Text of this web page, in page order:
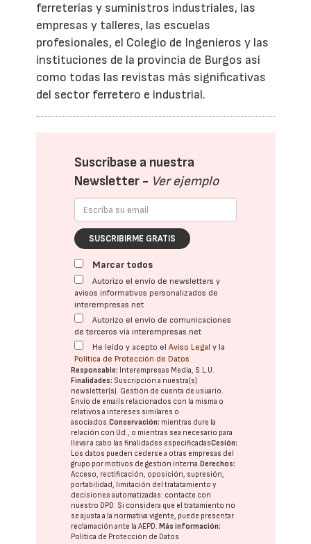
ferreterías y suministros industriales, las
empresas y talleres, las escuelas
profesionales, el Colegio de Ingenieros y las
instituciones de la provincia de Burgos así
como todas las revistas más significativas
del sector ferretero e industrial.
Suscríbase a nuestra
Newsletter - Ver ejemplo
SUSCRIBIRME GRATIS
Marcar todos
Autorizo el envío de newsletters y
avisos informativos personalizados de
interempresas.net
Autorizo el envío de comunicaciones
de terceros vía interempresas.net
He leído y acepto elAviso Legal y la
Política de Protección de Datos
Responsable: Interempresas Media, S.L.U.
Finalidades: Suscripción a nuestra(s)
newsletter(s). Gestión de cuenta de usuario.
Envío de emails relacionados con la misma o
relativos a intereses similares o
asociados.Conservación: mientras dure la
relación con Ud., o mientras sea necesario para
llevar a cabo las finalidades especificadasCesión:
Los datos pueden cederse a otras empresas del
grupo por motivos de gestión interna. Derechos:
Acceso, rectificación, oposición, supresión,
portabilidad, limitación del tratatamiento y
decisiones automatizadas: contacte con
nuestro DPD. Si considera que el tratamiento no
se ajusta a la normativa vigente, puede presentar
reclamación ante laAEPD. Más información:
Política de Protección de Datos